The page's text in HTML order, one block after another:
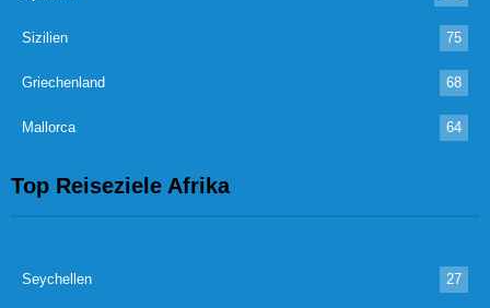
Sizilien 75
Griechenland 68
Mallorca 64
Top Reiseziele Afrika
Seychellen 27